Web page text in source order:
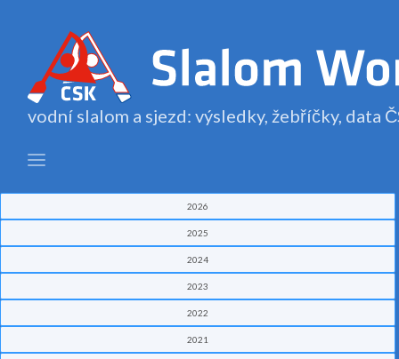
vodní slalom a sjezd: výsledky, žebříčky, data
2026
2025
2024
2023
2022
2021